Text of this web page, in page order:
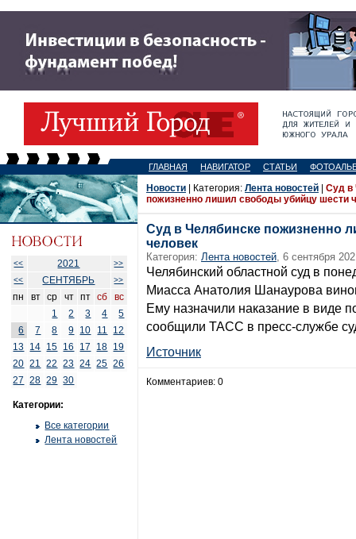
ГЛАВНАЯ НАВИГАТОР СТАТЬИ
<< 2021
>>
<<
СЕНТЯБРЬ >>
пн вт ср чт пт сб
вс
1
2 3 4
5
6
7 8 9 10 11
12
13 14 15 16 17 18 19
20 21 22 23 24 25 26
27
28 29 30
Категории:
Все категории
Лента новостей
Новости | Категория: Лента новостей
Суд в
пожизненно лишил свободы убийцу шести
Суд в Челябинске пожизненно
человек
Категория: Лента новостей, 6 сентября
Челябинский областной суд в
Миасса Анатолия Шанаурова
Ему назначили наказание в виде
сообщили ТАСС в пресс-службе
Источник
Комментариев: 0